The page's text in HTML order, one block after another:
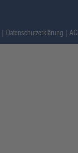
Datenschutzerklärung